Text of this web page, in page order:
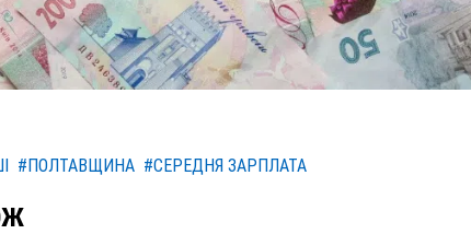
#ПОЛТАВЩИНА #СЕРЕДНЯ ЗАРПЛАТА